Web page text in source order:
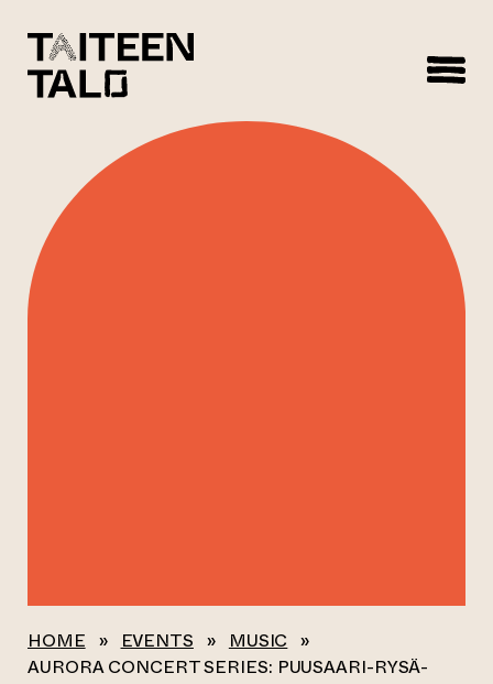
HOME » EVENTS » MUSIC »
AURORA CONCERT SERIES: PUUSAARI-RYSÄ-